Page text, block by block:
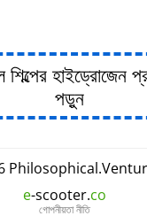
হাইড্রোজেন
পড়ুন
Philosophical.
e-scooter.co
গোপনীয়তা নীতি